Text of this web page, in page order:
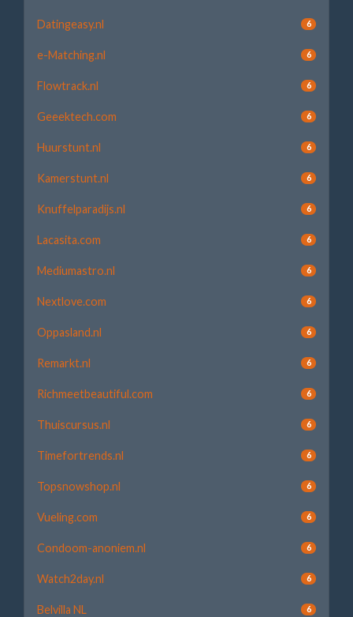
Datingeasy.nl 6
e-Matching.nl 6
Flowtrack.nl 6
Geeektech.com 6
Huurstunt.nl 6
Kamerstunt.nl 6
Knuffelparadijs.nl 6
Lacasita.com 6
Mediumastro.nl 6
Nextlove.com 6
Oppasland.nl 6
Remarkt.nl 6
Richmeetbeautiful.com 6
Thuiscursus.nl 6
Timefortrends.nl 6
Topsnowshop.nl 6
Vueling.com 6
Condoom-anoniem.nl 6
Watch2day.nl 6
Belvilla NL 6